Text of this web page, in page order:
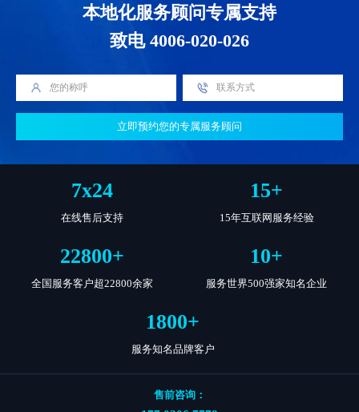
本地化服务顾问专属支持
致电 4006-020-026
立即预约您的专属服务顾问
7x24
在线售后支持
15+
15年互联网服务经验
22800+
全国服务客户超22800余家
10+
服务世界500强家知名企业
1800+
服务知名品牌客户
售前咨询：